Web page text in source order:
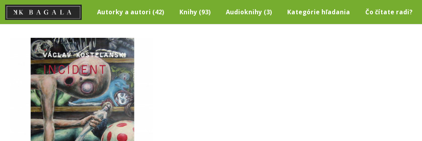
Autorky a autori (42) Knihy (93) Audioknihy (3) Kategórie hľadania Čo čítate radi?